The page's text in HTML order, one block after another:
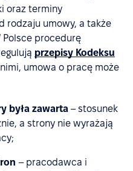
oraz terminy
rodzaju umowy, a także
Polsce procedurę
przepisy Kodeksu
nimi, umowa o pracę może
była zawarta – stosunek
a strony nie wyrażają
– pracodawca i